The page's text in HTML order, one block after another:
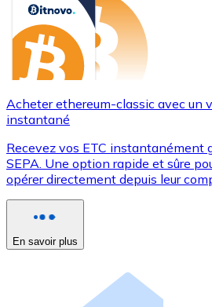
Acheter ethereum-classic avec un
instantané
Recevez vos ETC instantanément
SEPA. Une option rapide et sûre
opérer directement depuis leur
En savoir plus